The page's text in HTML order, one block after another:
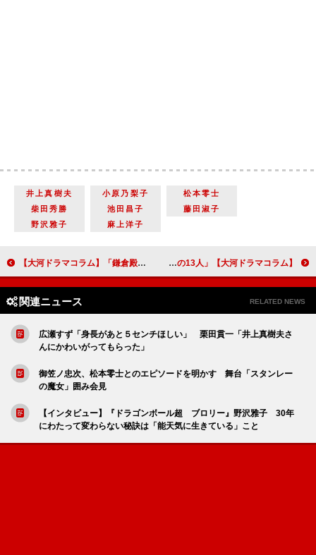
井上真樹夫 小原乃梨子
松本零士
柴田秀勝
池田昌子
藤田淑子
野沢雅子
麻上洋子
【大河ドラマコラム】「鎌倉殿の13人」第１回「大いなる小競り合い」主人公・北条義時と源頼朝、姉・政子の関わりに期待が膨らむ物語の船出 【大河ドラマコラム】「鎌倉殿の13人」第２回「佐殿の腹」義時と頼朝、「奇妙なバディ」の鮮やかな船出
関連ニュース RELATED NEWS
広瀬すず「身長があと５センチほしい」 栗田貫一「井上真樹夫さ
んにかわいがってもらった」
御笠ノ忠次、松本零士とのエピソードを明かす 舞台「スタンレー
の魔女」囲み会見
【インタビュー】『ドラゴンボール超 ブロリー』野沢雅子 30年
にわたって変わらない秘訣は「能天気に生きている」こと